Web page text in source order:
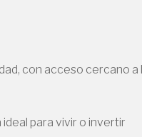
con acceso cercano a
ideal para vivir o invertir